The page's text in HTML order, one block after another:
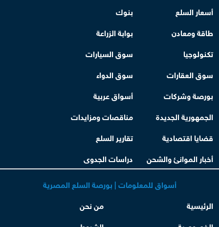
أسعار السلع
بنوك
طاقة ومعادن
بوابة الزراعة
تكنولوجيا
سوق السيارات
سوق العقارات
سوق الدواء
بورصة وشركات
أسواق عربية
الجمهورية الجديدة
مناقصات ومزايدات
قضايا اقتصادية
تقارير السلع
أخبار الموانئ والشحن
دراسات الجدوى
أسواق للمعلومات | بورصة السلع المصرية
الرئيسية
من نحن